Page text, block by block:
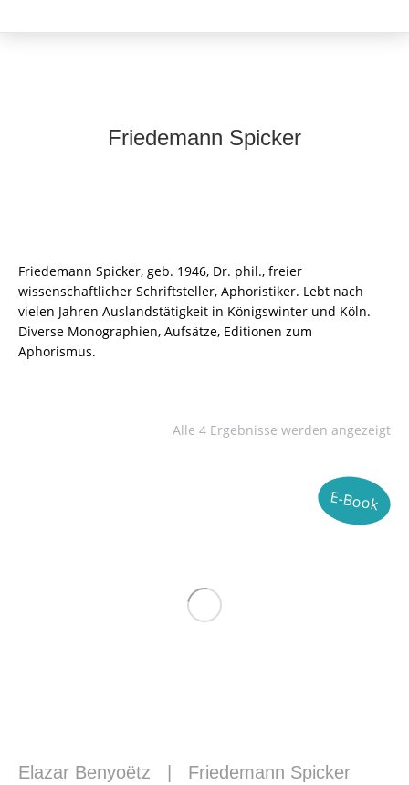
Friedemann Spicker
Friedemann Spicker, geb. 1946, Dr. phil., freier
wissenschaftlicher Schriftsteller, Aphoristiker. Lebt nach
vielen Jahren Auslandstätigkeit in Königswinter und Köln.
Diverse Monographien, Aufsätze, Editionen zum
Aphorismus.
Alle 4 Ergebnisse werden angezeigt
E-Book
Elazar Benyoëtz Friedemann Spicker